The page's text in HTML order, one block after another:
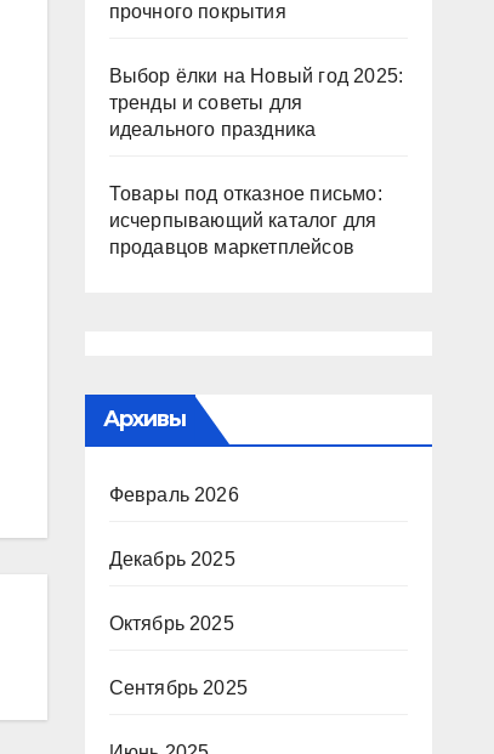
прочного покрытия
Выбор ёлки на Новый год 2025:
тренды и советы для
идеального праздника
Товары под отказное письмо:
исчерпывающий каталог для
продавцов маркетплейсов
Архивы
Февраль 2026
Декабрь 2025
Октябрь 2025
Сентябрь 2025